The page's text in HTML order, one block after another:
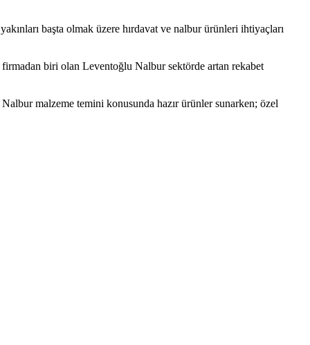
başta olmak üzere hırdavat ve nalbur ürünleri ihtiyaçları
biri olan Leventoğlu Nalbur sektörde artan rekabet
malzeme temini konusunda hazır ürünler sunarken; özel